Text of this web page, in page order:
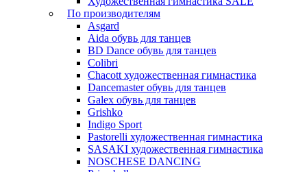
По производителям
Asgard
Аida обувь для танцев
BD Dance обувь для танцев
Colibri
Chacott художественная гимнастика
Dancemaster обувь для танцев
Galex обувь для танцев
Grishko
Indigo Sport
Pastorelli художественная гимнастика
SASAKI художественная гимнастика
NOSCHESE DANCING